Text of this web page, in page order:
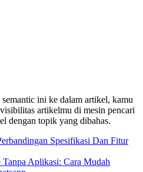
ini ke dalam artikel, kamu
artikelmu di mesin pencari
dengan topik yang dibahas.
Spesifikasi Dan Fitur
Aplikasi: Cara Mudah